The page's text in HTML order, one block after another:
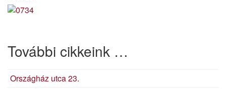
További cikkeink …
Országház utca 23.